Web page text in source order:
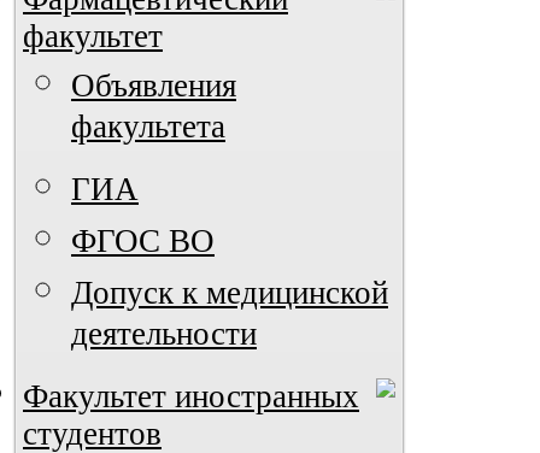
факультет
Объявления
факультета
ГИА
ФГОС ВО
Допуск к медицинской
деятельности
Факультет иностранных
студентов